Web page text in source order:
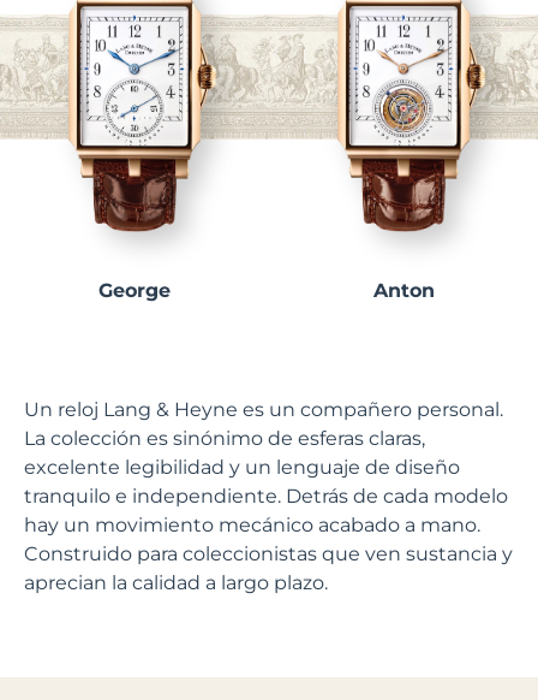
George Anton
Un reloj Lang & Heyne es un compañero personal.
La colección es sinónimo de esferas claras,
excelente legibilidad y un lenguaje de diseño
tranquilo e independiente. Detrás de cada modelo
hay un movimiento mecánico acabado a mano.
Construido para coleccionistas que ven sustancia y
aprecian la calidad a largo plazo.